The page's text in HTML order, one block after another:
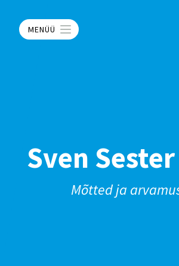
MENÜÜ
Sven Sester
Mõtted ja